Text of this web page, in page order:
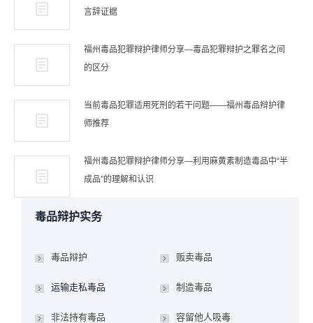
言辞证据
福州毒品犯罪辩护律师分享—毒品犯罪辩护之罪名之间
的区分
当前毒品犯罪适用死刑的若干问题——福州毒品辩护律
师推荐
福州毒品犯罪辩护律师分享—利用麻黄素制造毒品中“半
成品”的理解和认识
毒品辩护实务
毒品辩护 贩卖毒品
运输走私毒品 制造毒品
非法持有毒品 容留他人吸毒